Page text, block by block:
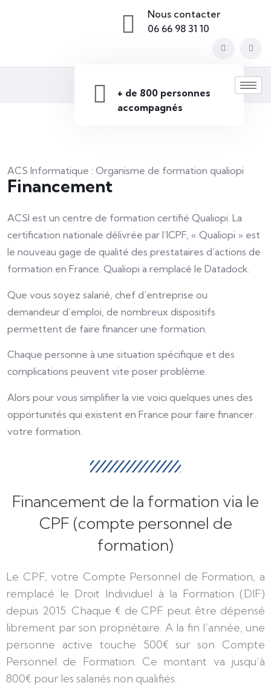
Nous contacter
06 66 98 31 10
+ de 800 personnes
accompagnés
ACS Informatique : Organisme de formation qualiopi
Financement
ACSI est un centre de formation certifié Qualiopi. La
certification nationale délivrée par l’ICPF, « Qualiopi » est
le nouveau gage de qualité des prestataires d’actions de
formation en France. Qualiopi a remplacé le Datadock.
Que vous soyez salarié, chef d’entreprise ou
demandeur d’emploi, de nombreux dispositifs
permettent de faire financer une formation.
Chaque personne à une situation spécifique et des
complications peuvent vite poser problème.
Alors pour vous simplifier la vie voici quelques unes des
opportunités qui existent en France pour faire financer
votre formation.
Financement de la formation via le
CPF (compte personnel de
formation)
Le CPF, votre Compte Personnel de Formation, a
remplacé le Droit Individuel à la Formation (DIF)
depuis 2015. Chaque € de CPF peut être dépensé
librement par son propriétaire. A la fin l’année, une
personne active touche 500€ sur son Compte
Personnel de Formation. Ce montant va jusqu’à
800€ pour les salariés non qualifiés.